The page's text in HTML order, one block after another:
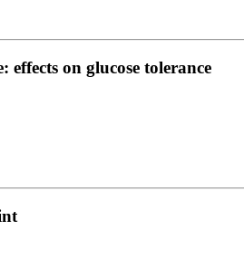
on glucose tolerance